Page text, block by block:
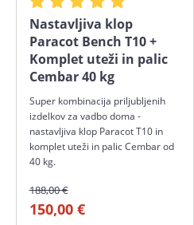
Nastavljiva klop
Paracot Bench T10 +
Komplet uteži in palic
Cembar 40 kg
Super kombinacija priljubljenih
izdelkov za vadbo doma -
nastavljiva klop Paracot T10 in
komplet uteži in palic Cembar od
40 kg.
188,00 €
150,00 €